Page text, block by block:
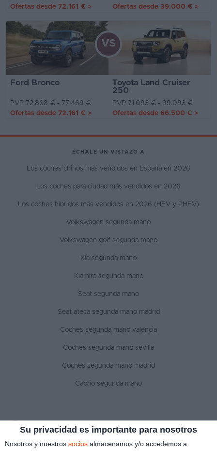
Su privacidad es importante para nosotros
Nosotros y nuestros socios almacenamos y/o accedemos a
Ofertas desde 72.161 € > Ofertas desde 39.000 € >
Ford Bronco
Toyota Land Cruiser
250
VS
PVP 72.868 € - 77.469 €
PVP 71.093 € - 99.093 €
Ofertas desde 72.161 € > Ofertas desde 66.500 € >
ÉCHALE UN VISTAZO A
Los coches chinos más vendidos en España en 2026
Los coches para ciudad más vendidos en 2026
Los coches híbridos más vendidos en 2026 (HEV y PHEV)
Volkswagen segunda mano
Volkswagen golf segunda mano
Kia segunda mano
Kia niro segunda mano
Seat segunda mano
Seat ateca segunda mano madrid
Coches segunda mano valencia
Coches segunda mano sevilla
Coches segunda mano madrid
Cabrio segunda mano
SÍGUENOS